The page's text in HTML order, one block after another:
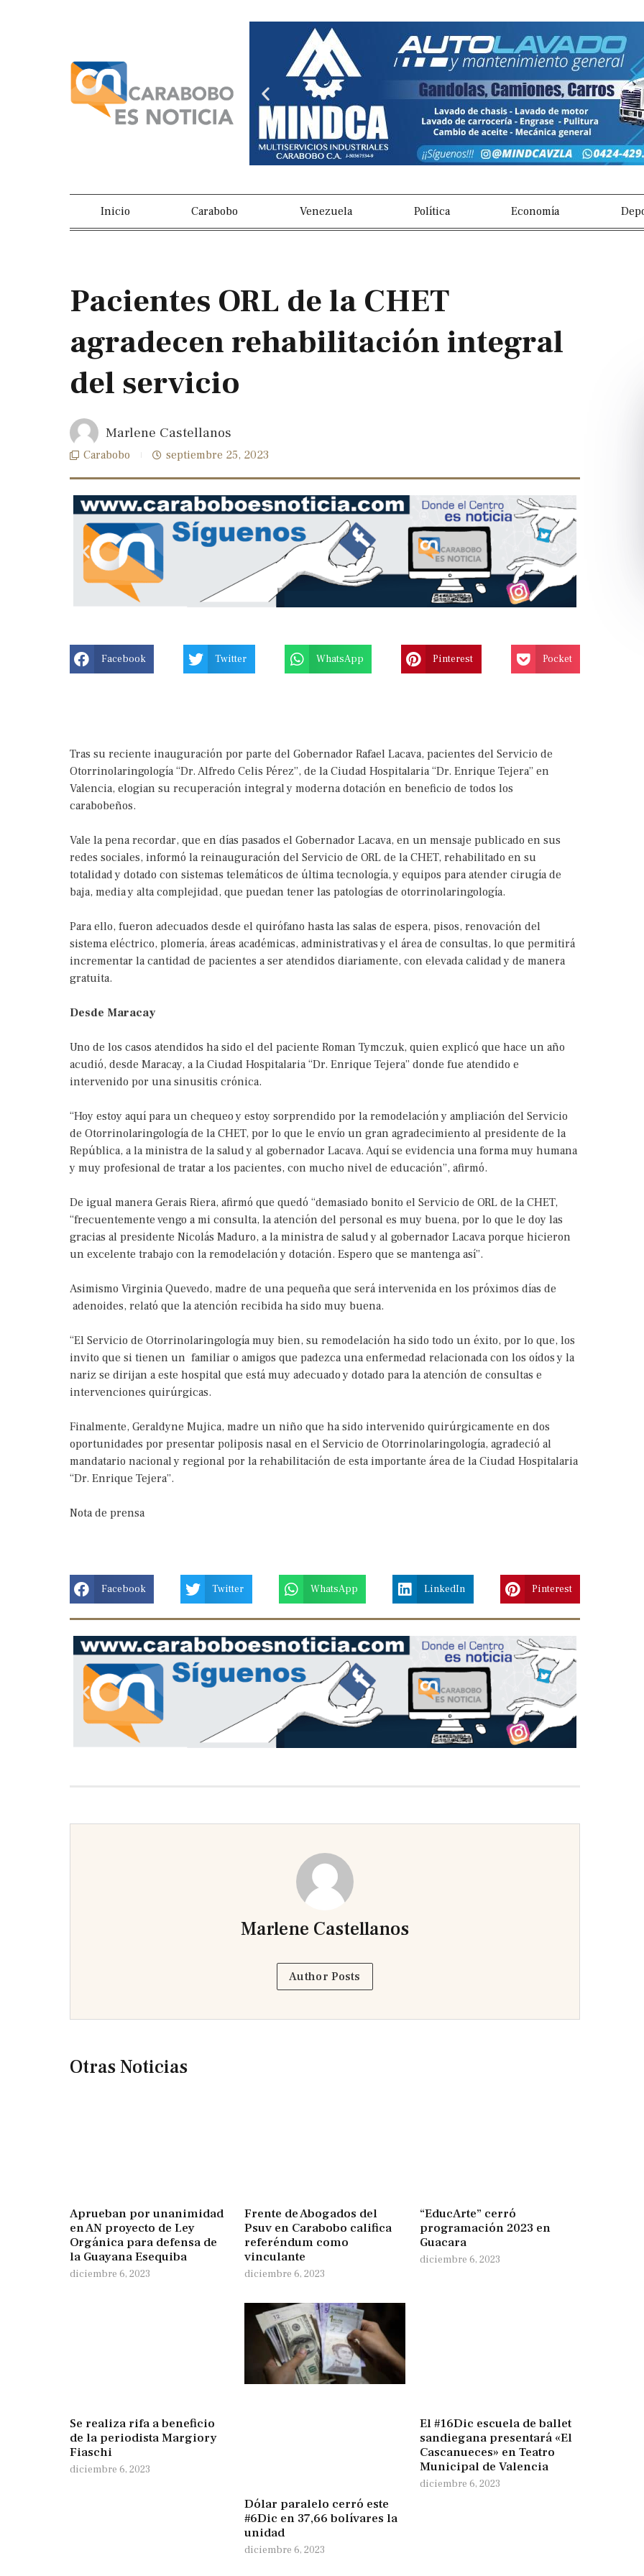
Previous
slide
Inicio Carabobo Venezuela Política Economía
Pacientes ORL de la CHET
agradecen rehabilitación integral
del servicio
Marlene Castellanos
Carabobo septiembre 25, 2023
Previous
slide
Next
slide
Facebook Twitter WhatsApp Pinterest Pocket
Tras su reciente inauguración por parte del Gobernador Rafael Lacava, pacientes del Servicio de
Otorrinolaringología “Dr. Alfredo Celis Pérez”, de la Ciudad Hospitalaria “Dr. Enrique Tejera” en
Valencia, elogian su recuperación integral y moderna dotación en beneficio de todos los
carabobeños.
Vale la pena recordar, que en días pasados el Gobernador Lacava, en un mensaje publicado en sus
redes sociales, informó la reinauguración del Servicio de ORL de la CHET, rehabilitado en su
totalidad y dotado con sistemas telemáticos de última tecnología, y equipos para atender cirugía de
baja, media y alta complejidad, que puedan tener las patologías de otorrinolaringología.
Para ello, fueron adecuados desde el quirófano hasta las salas de espera, pisos, renovación del
sistema eléctrico, plomería, áreas académicas, administrativas y el área de consultas, lo que permitirá
incrementar la cantidad de pacientes a ser atendidos diariamente, con elevada calidad y de manera
gratuita.
Desde Maracay
Uno de los casos atendidos ha sido el del paciente Roman Tymczuk, quien explicó que hace un año
acudió, desde Maracay, a la Ciudad Hospitalaria “Dr. Enrique Tejera” donde fue atendido e
intervenido por una sinusitis crónica.
“Hoy estoy aquí para un chequeo y estoy sorprendido por la remodelación y ampliación del Servicio
de Otorrinolaringología de la CHET, por lo que le envío un gran agradecimiento al presidente de la
República, a la ministra de la salud y al gobernador Lacava. Aquí se evidencia una forma muy humana
y muy profesional de tratar a los pacientes, con mucho nivel de educación”, afirmó.
De igual manera Gerais Riera, afirmó que quedó “demasiado bonito el Servicio de ORL de la CHET,
“frecuentemente vengo a mi consulta, la atención del personal es muy buena, por lo que le doy las
gracias al presidente Nicolás Maduro, a la ministra de salud y al gobernador Lacava porque hicieron
un excelente trabajo con la remodelación y dotación. Espero que se mantenga así”.
Asimismo Virginia Quevedo, madre de una pequeña que será intervenida en los próximos días de
adenoides, relató que la atención recibida ha sido muy buena.
“El Servicio de Otorrinolaringología muy bien, su remodelación ha sido todo un éxito, por lo que, los
invito que si tienen un familiar o amigos que padezca una enfermedad relacionada con los oídos y la
nariz se dirijan a este hospital que está muy adecuado y dotado para la atención de consultas e
intervenciones quirúrgicas.
Finalmente, Geraldyne Mujica, madre un niño que ha sido intervenido quirúrgicamente en dos
oportunidades por presentar poliposis nasal en el Servicio de Otorrinolaringología, agradeció al
mandatario nacional y regional por la rehabilitación de esta importante área de la Ciudad Hospitalaria
“Dr. Enrique Tejera”.
Nota de prensa
Facebook Twitter WhatsApp LinkedIn Pinterest
Previous
slide
Next
slide
Marlene Castellanos
Author Posts
Otras Noticias
Aprueban por unanimidad
en AN proyecto de Ley
Orgánica para defensa de
la Guayana Esequiba
diciembre 6, 2023
Frente de Abogados del
Psuv en Carabobo califica
referéndum como
vinculante
diciembre 6, 2023
“EducArte” cerró
programación 2023 en
Guacara
diciembre 6, 2023
Se realiza rifa a beneficio
de la periodista Margiory
Fiaschi
diciembre 6, 2023
Dólar paralelo cerró este
#6Dic en 37,66 bolívares la
unidad
diciembre 6, 2023
El #16Dic escuela de ballet
sandiegana presentará «El
Cascanueces» en Teatro
Municipal de Valencia
diciembre 6, 2023